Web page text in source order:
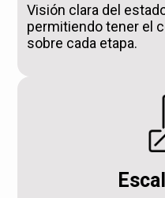
Visión clara del
permitiendo tener el
sobre cada etapa.